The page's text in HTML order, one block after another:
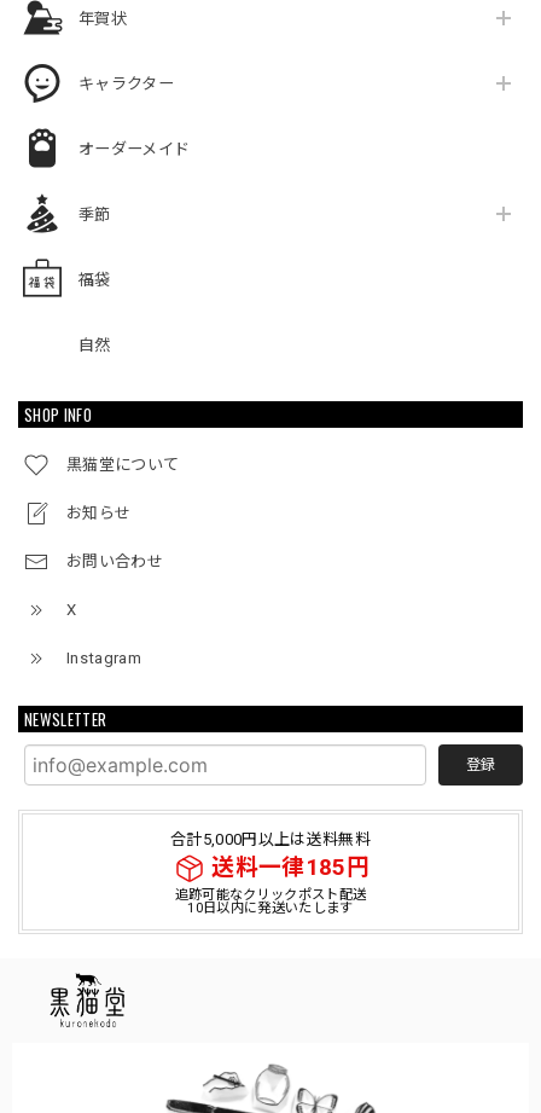
年賀状
キャラクター
オーダーメイド
季節
福袋
自然
SHOP INFO
黒猫堂について
お知らせ
お問い合わせ
X
Instagram
NEWSLETTER
登録
合計5,000円以上は送料無料
送料一律185円
追跡可能なクリックポスト配送
10日以内に発送いたします